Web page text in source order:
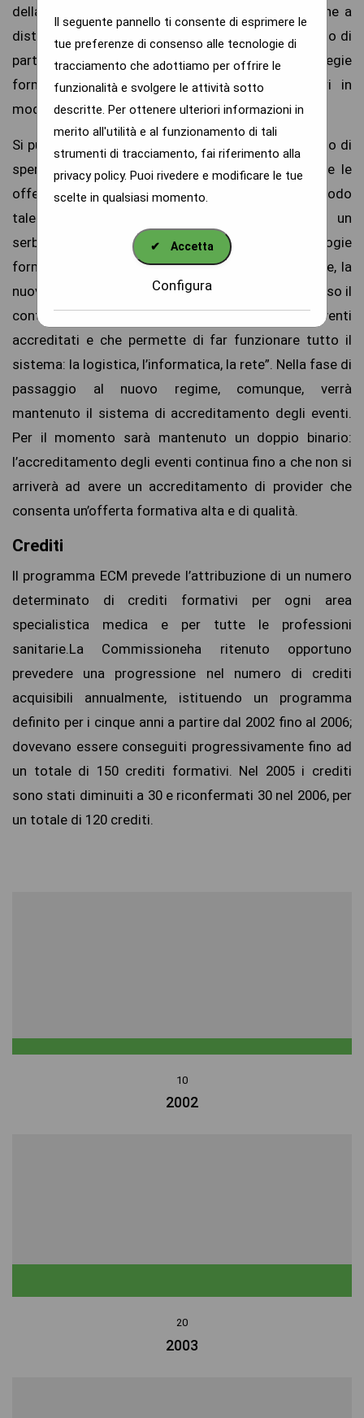
Il seguente pannello ti consente di esprimere le
tue preferenze di consenso alle tecnologie di
tracciamento che adottiamo per offrire le
funzionalità e svolgere le attività sotto
descritte. Per ottenere ulteriori informazioni in
merito all'utilità e al funzionamento di tali
strumenti di tracciamento, fai riferimento alla
privacy policy. Puoi rivedere e modificare le tue
scelte in qualsiasi momento.
Configura
✔ Accetta
della professione e l’aggiornamento, la formazione a
distanza che riesce a raccogliere un numero elevato di
partecipanti abbattendo i costi e coniugando strategie
formative universali, che arrivano agli operatori in
modo omogeneo.
Si punta anche sull’innovazione attraverso un ‘Bando di
sperimentazione’, che si propone di “far emergere le
offerte formative più avanzate finanziandole, in modo
tale che la commissione abbia a disposizione un
serbatoio di novità, sia di contenuti sia di tipologie
formative. I fondi per finanziare la sperimentazione, la
nuova ‘macchina dell’Ecm’ li produce da sé, attraverso il
contribuito alle spese versato dai provider per gli eventi
accreditati e che permette di far funzionare tutto il
sistema: la logistica, l’informatica, la rete”. Nella fase di
passaggio al nuovo regime, comunque, verrà
mantenuto il sistema di accreditamento degli eventi.
Per il momento sarà mantenuto un doppio binario:
l’accreditamento degli eventi continua fino a che non si
arriverà ad avere un accreditamento di provider che
consenta un’offerta formativa alta e di qualità.
Crediti
Il programma ECM prevede l’attribuzione di un numero
determinato di crediti formativi per ogni area
specialistica medica e per tutte le professioni
sanitarie.La Commissioneha ritenuto opportuno
prevedere una progressione nel numero di crediti
acquisibili annualmente, istituendo un programma
definito per i cinque anni a partire dal 2002 fino al 2006;
dovevano essere conseguiti progressivamente fino ad
un totale di 150 crediti formativi. Nel 2005 i crediti
sono stati diminuiti a 30 e riconfermati 30 nel 2006, per
un totale di 120 crediti.
10
2002
20
2003